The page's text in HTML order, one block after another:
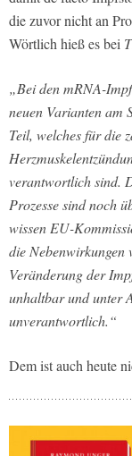
die zuvor nicht an
Wörtlich hieß es bei
„Bei den mRNA-
neuen Varianten am
Teil, welches für die
verantwortlich sind.
Prozesse sind noch
wissen EU-
die Nebenwirkungen
Veränderung der
unhaltbar und unter
unverantwortlich.“
Dem ist auch heute